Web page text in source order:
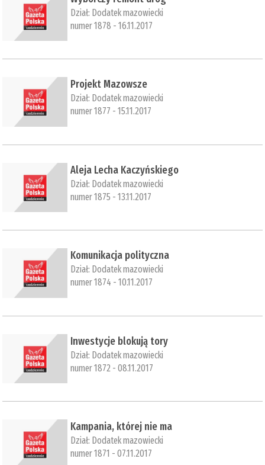
Dział: Dodatek mazowiecki
numer 1878 - 16.11.2017
Projekt Mazowsze
Dział: Dodatek mazowiecki
numer 1877 - 15.11.2017
​Aleja Lecha Kaczyńskiego
Dział: Dodatek mazowiecki
numer 1875 - 13.11.2017
​Komunikacja polityczna
Dział: Dodatek mazowiecki
numer 1874 - 10.11.2017
Inwestycje blokują tory
Dział: Dodatek mazowiecki
numer 1872 - 08.11.2017
​Kampania, której nie ma
Dział: Dodatek mazowiecki
numer 1871 - 07.11.2017